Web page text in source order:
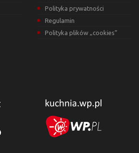
Polityka prywatności
Regulamin
Polityka plików „cookies”